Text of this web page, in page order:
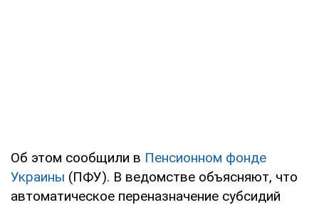
Об этом сообщили в Пенсионном фонде
Украины (ПФУ). В ведомстве объясняют, что
автоматическое переназначение субсидий